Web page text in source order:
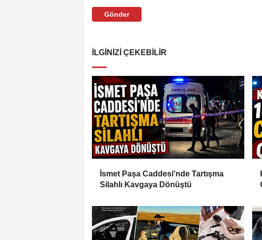
Gönder
İLGINIZI ÇEKEBILIR
İsmet Paşa Caddesi'nde Tartışma
Silahlı Kavgaya Dönüştü